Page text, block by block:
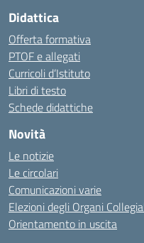
Didattica
Offerta formativa
PTOF e allegati
Curricoli d’Istituto
Libri di testo
Schede didattiche
Novità
Le notizie
Le circolari
Comunicazioni varie
Elezioni degli Organi
Orientamento in uscita